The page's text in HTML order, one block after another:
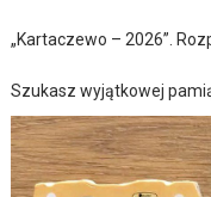
„Kartaczewo – 2026”.
Szukasz wyjątkowej